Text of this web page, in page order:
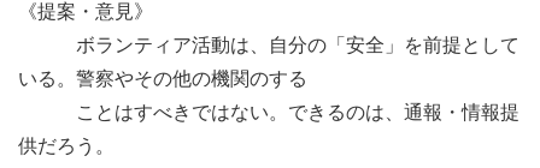
《提案・意見》
ボランティア活動は、自分の「安全」を前提として
いる。警察やその他の機関のする
ことはすべきではない。できるのは、通報・情報提
供だろう。